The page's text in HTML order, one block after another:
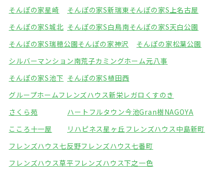
そんぽの家星崎
そんぽの家S新瑞東そんぽの家S上名古屋
そんぽの家S城北 そんぽの家S白鳥南そんぽの家S天白公園
そんぽの家S瑞穂公園そんぽの家神沢
そんぽの家松葉公園
シルバーマンション南荒子カミングホーム元八事
そんぽの家S池下 そんぽの家S植田西
グループホームフレンズハウス新栄レガロくすのき
さくら苑
ハートフルタウン今池Gran樹NAGOYA
こころ十一屋
リハピネス星ヶ丘 フレンズハウス中島新町
フレンズハウス七反野フレンズハウス七番町
フレンズハウス草平 フレンズハウス下之一色